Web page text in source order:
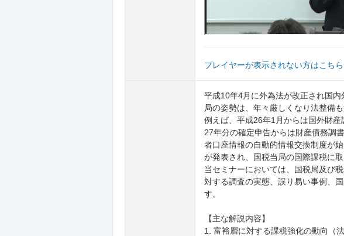
プレイヤーが表示されない方はこちら
平成10年4月に外為法が改正され国
局の姿勢は、年々厳しくなり法整備も
例えば、平成26年1月からは国外財
27年分の確定申告からは財産債務調
者口座情報の自動的情報交換制度が
が発表され、国税当局の国際課税に
当セミナーにおいては、国税局及び
対する調査の実態、誤り易い事例、
す。
【主な解説内容】
1. 富裕層に対する課税強化の動向（法